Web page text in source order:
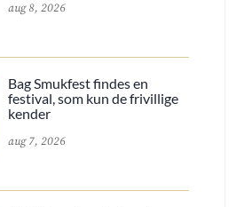
aug 8, 2026
Bag Smukfest findes en
festival, som kun de frivillige
kender
aug 7, 2026